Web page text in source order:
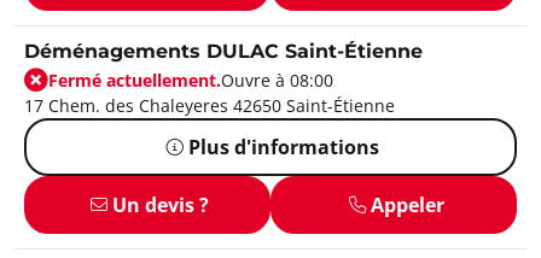
Déménagements DULAC Saint-Étienne
Fermé actuellement.Ouvre à 08:00
17 Chem. des Chaleyeres 42650 Saint-Étienne
Plus d'informations
Un devis ? Appeler